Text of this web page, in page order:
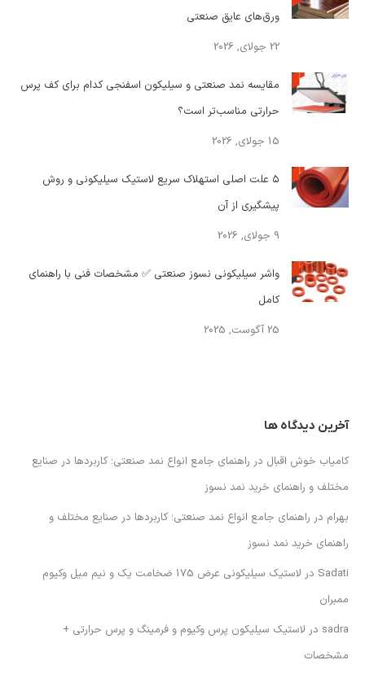
ورق‌های عایق صنعتی
22 جولای, 2026
مقایسه نمد صنعتی و سیلیکون اسفنجی کدام برای کف پرس
حرارتی مناسب‌تر است؟
15 جولای, 2026
۵ علت اصلی استهلاک سریع لاستیک سیلیکونی و روش
پیشگیری از آن
9 جولای, 2026
واشر سیلیکونی نسوز صنعتی ✅ مشخصات فنی با راهنمای
کامل
25 آگوست, 2025
آخرین دیدگاه ها
کامیاب خوش اقبال در راهنمای جامع انواع نمد صنعتی؛ کاربردها در صنایع
مختلف و راهنمای خرید نمد نسوز
بهرام در راهنمای جامع انواع نمد صنعتی؛ کاربردها در صنایع مختلف و
راهنمای خرید نمد نسوز
Sadati در
لاستیک سیلیکونی عرض 175 ضخامت یک و نیم میل وکیوم
ممبران
sadra در لاستیک سیلیکون پرس وکیوم و فرمینگ و پرس حرارتی +
مشخصات